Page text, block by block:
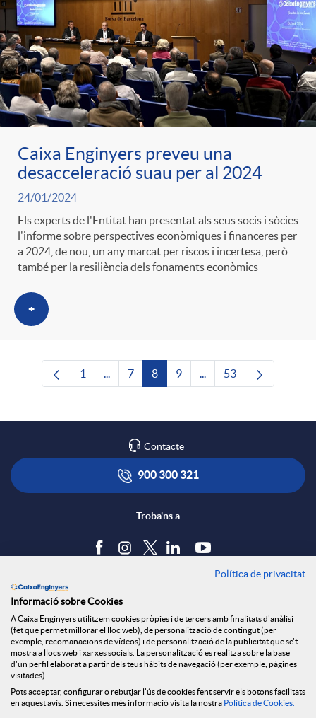
Caixa Enginyers preveu una
desacceleració suau per al 2024
24/01/2024
Els experts de l'Entitat han presentat als seus socis i sòcies
l'informe sobre perspectives econòmiques i financeres per
a 2024, de nou, un any marcat per riscos i incertesa, però
també per la resiliència dels fonaments econòmics
+
Pàgina
1 ...Pàgines intermèdies Utilitzeu TAB per
Pàgina
7 Pàgina
8 Pàgina
9 ...Pàgines intermèdies
Pàgina
53
Contacte
900 300 321
Troba'ns a
Política de cookies
Avís legal
Seguretat Online
Canal denúncies
Política de privacitat
Informació sobre Cookies
A Caixa Enginyers utilitzem cookies pròpies i de tercers amb finalitats d'anàlisi
(fet que permet millorar el lloc web), de personalització de contingut (per
exemple, recomanacions de vídeos) i de personalització de la publicitat que se't
mostra a llocs web i xarxes socials. La personalització es realitza sobre la base
d'un perfil elaborat a partir dels teus hàbits de navegació (per exemple, pàgines
visitades).
Pots acceptar, configurar o rebutjar l'ús de cookies fent servir els botons facilitats
en aquest avís. Si necessites més informació visita la nostra Política de Cookies